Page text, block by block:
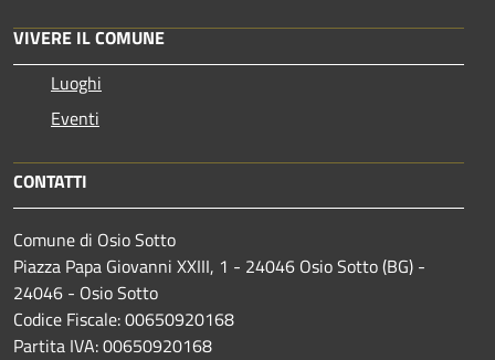
VIVERE IL COMUNE
Luoghi
Eventi
CONTATTI
Comune di Osio Sotto
Piazza Papa Giovanni XXIII, 1 - 24046 Osio Sotto (BG) -
24046 - Osio Sotto
Codice Fiscale: 00650920168
Partita IVA: 00650920168